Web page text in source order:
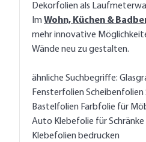
Dekorfolien als
Im Wohn, Küchen &
mehr innovative
Wände neu zu gestalten.
ähnliche Suchbegriffe:
Fensterfolien
Bastelfolien Farbfolie für
Auto Klebefolie für Schränke
Klebefolien bedrucken